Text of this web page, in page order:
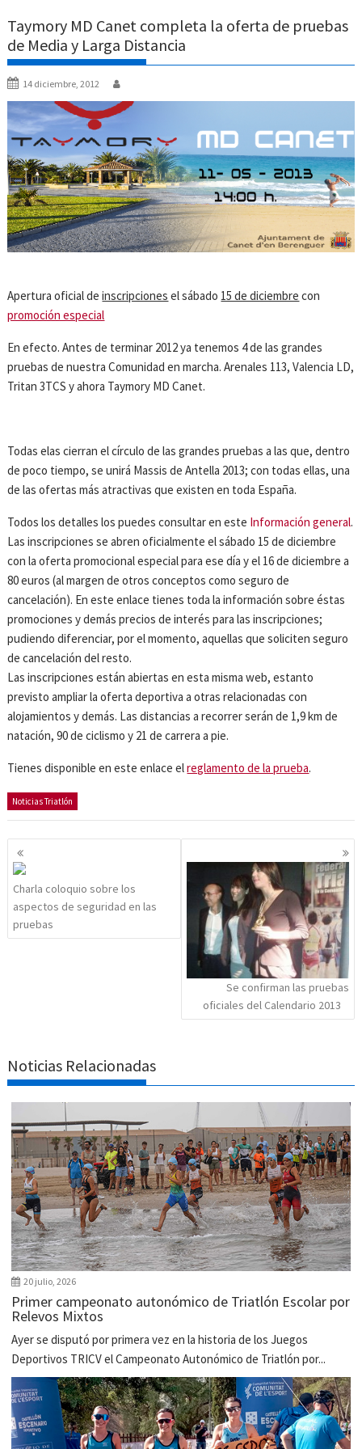
Taymory MD Canet completa la oferta de pruebas
de Media y Larga Distancia
14 diciembre, 2012
Apertura oficial deinscripciones el sábado 15 de diciembre con
promoción especial
En efecto. Antes de terminar 2012 ya tenemos 4 de las grandes
pruebas de nuestra Comunidad en marcha. Arenales 113, Valencia LD,
Tritan 3TCS y ahora Taymory MD Canet.
Todas elas cierran el círculo de las grandes pruebas a las que, dentro
de poco tiempo, se unirá Massis de Antella 2013; con todas ellas, una
de las ofertas más atractivas que existen en toda España.
Todos los detalles los puedes consultar en este Información general.
Las inscripciones se abren oficialmente el sábado 15 de diciembre
con la oferta promocional especial para ese día y el 16 de diciembre a
80 euros (al margen de otros conceptos como seguro de
cancelación). En este enlace tienes toda la información sobre éstas
promociones y demás precios de interés para las inscripciones;
pudiendo diferenciar, por el momento, aquellas que soliciten seguro
de cancelación del resto.
Las inscripciones están abiertas en esta misma web, estanto
previsto ampliar la oferta deportiva a otras relacionadas con
alojamientos y demás. Las distancias a recorrer serán de 1,9 km de
natación, 90 de ciclismo y 21 de carrera a pie.
Tienes disponible en este enlace elreglamento de la prueba.
Noticias Triatlón
Navegación
de
entradas
Charla coloquio sobre los
aspectos de seguridad en las
pruebas
Se confirman las pruebas
oficiales del Calendario 2013
Noticias Relacionadas
20 julio, 2026
Primer campeonato autonómico de Triatlón Escolar por
Relevos Mixtos
Ayer se disputó por primera vez en la historia de los Juegos
Deportivos TRICV el Campeonato Autonómico de Triatlón por...